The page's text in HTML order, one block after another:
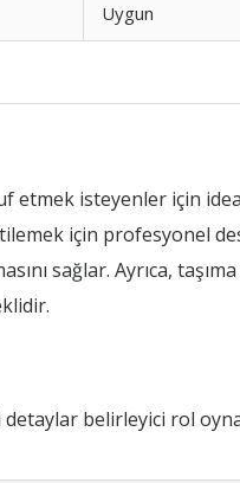
Uygun
etmek isteyenler için
için profesyonel
sağlar. Ayrıca, taşıma
belirleyici rol